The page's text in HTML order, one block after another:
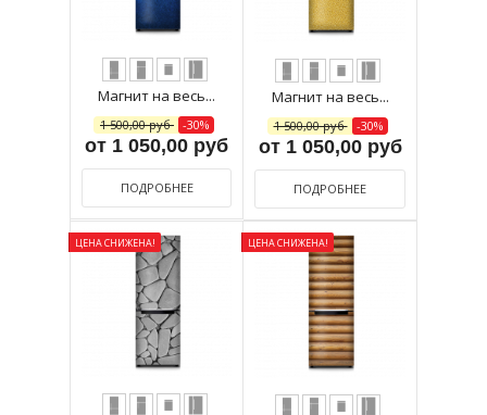
Магнит на весь...
1 500,00 руб -30%
от 1 050,00 руб
ПОДРОБНЕЕ
Магнит на весь...
1 500,00 руб -30%
от 1 050,00 руб
ПОДРОБНЕЕ
ЦЕНА СНИЖЕНА! ЦЕНА СНИЖЕНА!